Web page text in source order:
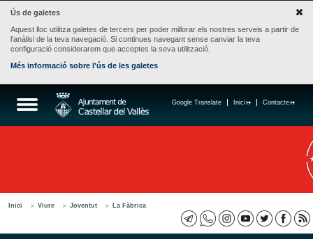
Ús de galetes
Aquest lloc utilitza galetes de tercers per poder millorar els nostres serveis a partir de
l'anàlisi de la teva navegació. Si continues navegant sense canviar la teva
configuració considerarem que acceptes la seva utilització.
Més informació sobre l'ús de les galetes
Contacte
Inici
Google Translate
Inici Viure Joventut La Fàbrica